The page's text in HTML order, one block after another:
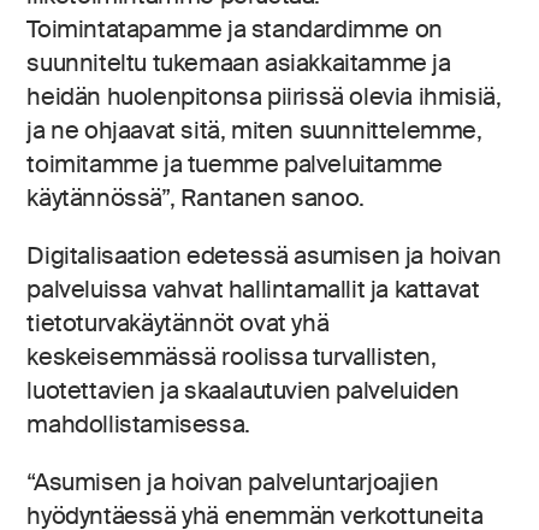
Toimintatapamme ja standardimme on
suunniteltu tukemaan asiakkaitamme ja
heidän huolenpitonsa piirissä olevia ihmisiä,
ja ne ohjaavat sitä, miten suunnittelemme,
toimitamme ja tuemme palveluitamme
käytännössä”, Rantanen sanoo.
Digitalisaation edetessä asumisen ja hoivan
palveluissa vahvat hallintamallit ja kattavat
tietoturvakäytännöt ovat yhä
keskeisemmässä roolissa turvallisten,
luotettavien ja skaalautuvien palveluiden
mahdollistamisessa.
“Asumisen ja hoivan palveluntarjoajien
hyödyntäessä yhä enemmän verkottuneita